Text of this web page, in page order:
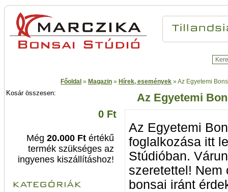
Főoldal » Magazin » Hírek, események »Az Egyetemi
Kosár összesen:
0 Ft
Még 20.000 Ft értékű
termék szükséges az
ingyenes kiszállításhoz!
Az Egyetemi
Az Egyetemi
foglalkozása itt
Stúdióban.
szeretettel!
bonsai iránt